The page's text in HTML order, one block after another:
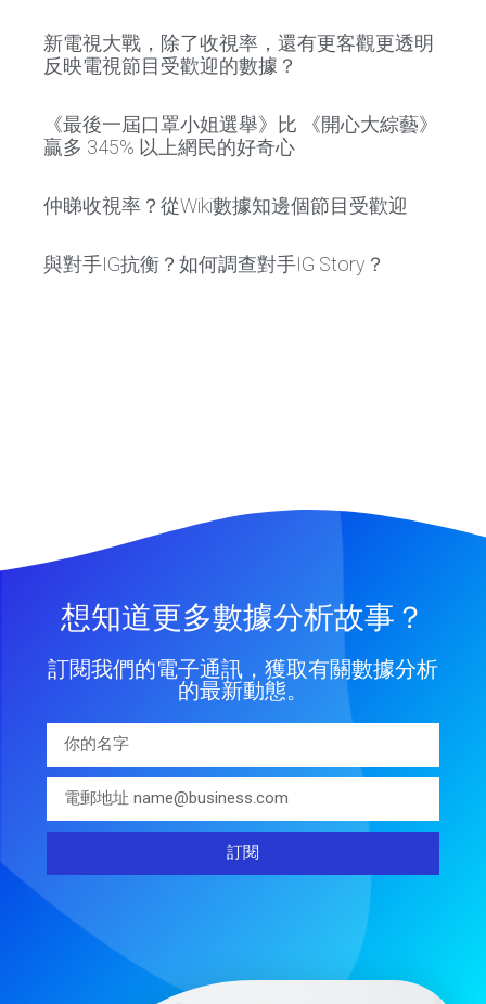
新電視大戰，除了收視率，還有更客觀更透明
反映電視節目受歡迎的數據？
《最後一屆口罩小姐選舉》比 《開心大綜藝》
贏多 345% 以上網民的好奇心
仲睇收視率？從Wiki數據知邊個節目受歡迎
與對手IG抗衡？如何調查對手IG Story？
想知道更多數據分析故事？
訂閱我們的電子通訊，獲取有關數據分析
的最新動態。
訂閱